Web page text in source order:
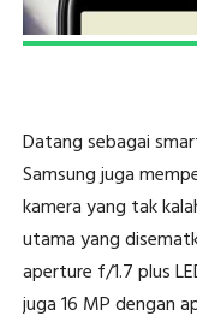
Datang sebagai
Samsung juga
kamera yang tak
utama yang
aperture f/1.7 plus
juga 16 MP dengan